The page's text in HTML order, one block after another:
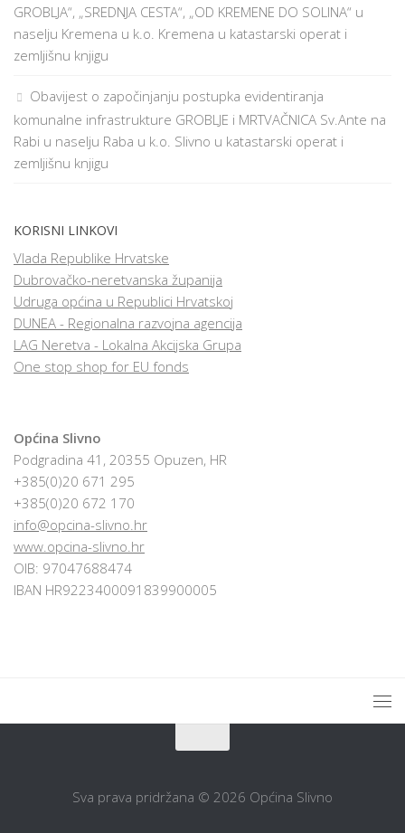
GROBLJA“, „SREDNJA CESTA“, „OD KREMENE DO SOLINA“ u
naselju Kremena u k.o. Kremena u katastarski operat i
zemljišnu knjigu
Obavijest o započinjanju postupka evidentiranja
komunalne infrastrukture GROBLJE i MRTVAČNICA Sv.Ante na
Rabi u naselju Raba u k.o. Slivno u katastarski operat i
zemljišnu knjigu
KORISNI LINKOVI
Vlada Republike Hrvatske
Dubrovačko-neretvanska županija
Udruga općina u Republici Hrvatskoj
DUNEA - Regionalna razvojna agencija
LAG Neretva - Lokalna Akcijska Grupa
One stop shop for EU fonds
Općina Slivno
Podgradina 41, 20355 Opuzen, HR
+385(0)20 671 295
+385(0)20 672 170
info@opcina-slivno.hr
www.opcina-slivno.hr
OIB: 97047688474
IBAN HR9223400091839900005
Sva prava pridržana © 2026 Općina Slivno